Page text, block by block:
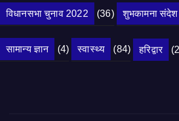
विधानसभा चुनाव 2022 (36) शुभकामना संदेश
सामान्य ज्ञान (4) स्वास्थ्य (84) हरिद्वार